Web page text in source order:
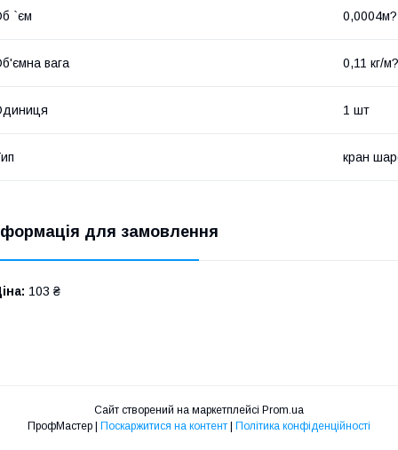
`єм 0,0004м?
вага 0,11 кг/м?
1 шт
кран
для замовлення
103 ₴
Сайт створений на маркетплейсі Prom.ua
ПрофМастер | Поскаржитися на контент | Політика конфіденційності